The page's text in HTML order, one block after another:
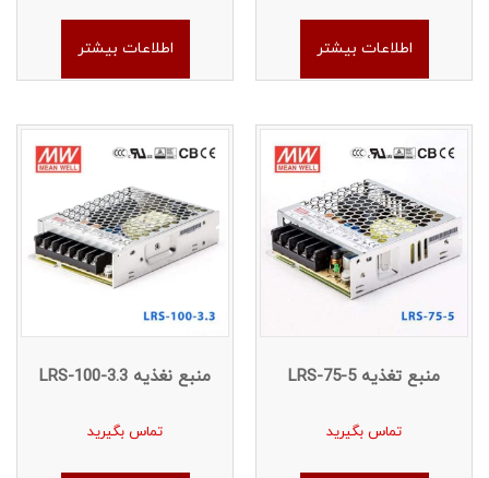
اطلاعات بیشتر اطلاعات بیشتر
منبع تغذیه LRS-75-5
تماس بگیرید
منبع نغذیه LRS-100-3.3
تماس بگیرید